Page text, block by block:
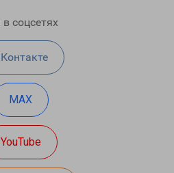
соцсетях
MAX
YouTube